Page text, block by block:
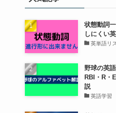
状態動詞
しにくい
英単語リ
野球の英
RBI・R・
説
英語学習